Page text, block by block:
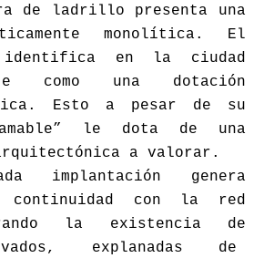
de ladrillo presenta una
monolítica. El
en la ciudad
como una dotación
Esto a pesar de su
le dota de una
a valorar.
implantación genera
continuidad con la red
la existencia de
explanadas de